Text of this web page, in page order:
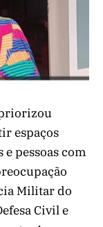
espaços
pessoas com
Militar do
Civil e